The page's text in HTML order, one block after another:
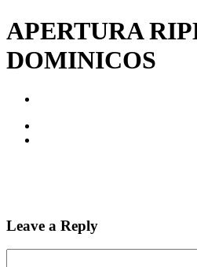
APERTURA
DOMINICOS
Leave a Reply